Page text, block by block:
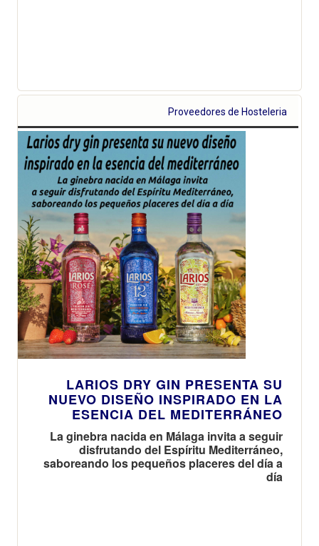
Proveedores de Hosteleria
LARIOS DRY GIN PRESENTA SU
NUEVO DISEÑO INSPIRADO EN LA
ESENCIA DEL MEDITERRÁNEO
La ginebra nacida en Málaga invita a seguir
disfrutando del Espíritu Mediterráneo,
saboreando los pequeños placeres del día a
día